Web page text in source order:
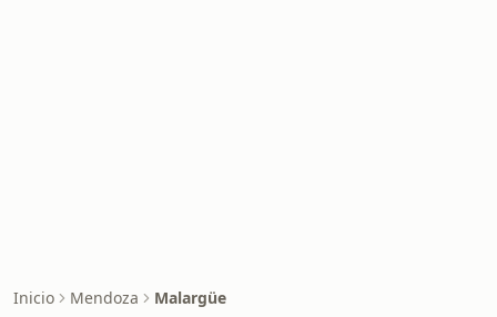
Inicio Mendoza Malargüe